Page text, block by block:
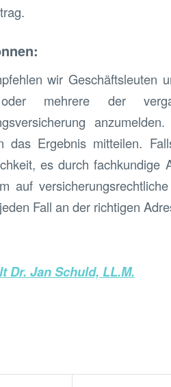
wir Geschäftsleuten
mehrere der
das Ergebnis mitteilen.
es durch fachkundige
auf
Fall an der richtigen
Dr. Jan Schuld, LL.M.